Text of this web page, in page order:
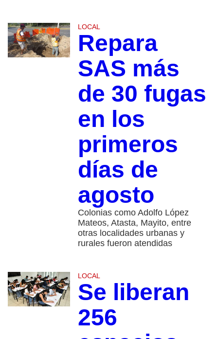
LOCAL
Repara
SAS más
de 30 fugas
en los
primeros
días de
agosto
Colonias como Adolfo López
Mateos, Atasta, Mayito, entre
otras localidades urbanas y
rurales fueron atendidas
LOCAL
Se liberan
256